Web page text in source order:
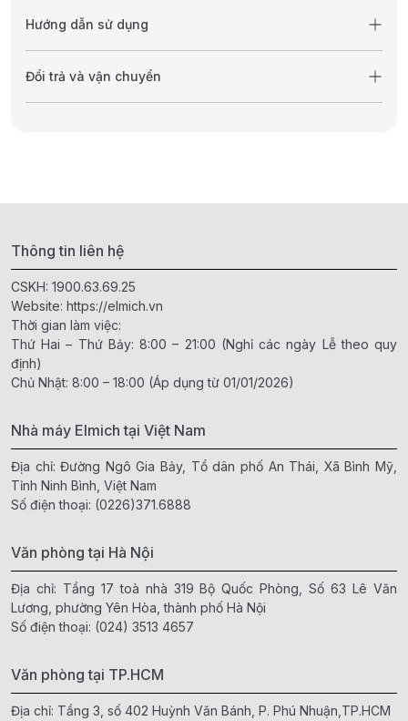
Hướng dẫn sử dụng
Đổi trả và vận chuyển
Thông tin liên hệ
CSKH: 1900.63.69.25
Website: https://elmich.vn
Thời gian làm việc:
Thứ Hai – Thứ Bảy: 8:00 – 21:00 (Nghỉ các ngày Lễ theo quy
định)
Chủ Nhật: 8:00 – 18:00 (Áp dụng từ 01/01/2026)
Nhà máy Elmich tại Việt Nam
Địa chỉ: Đường Ngô Gia Bảy, Tổ dân phố An Thái, Xã Bình Mỹ,
Tỉnh Ninh Bình, Việt Nam
Số điện thoại: (0226)371.6888
Văn phòng tại Hà Nội
Địa chỉ: Tầng 17 toà nhà 319 Bộ Quốc Phòng, Số 63 Lê Văn
Lương, phường Yên Hòa, thành phố Hà Nội
Số điện thoại: (024) 3513 4657
Văn phòng tại TP.HCM
Địa chỉ: Tầng 3, số 402 Huỳnh Văn Bánh, P. Phú Nhuận,TP.HCM